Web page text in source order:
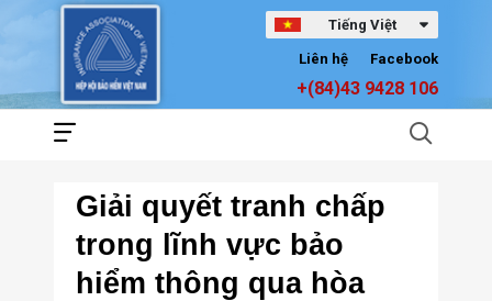
Tiếng Việt
Facebook
Liên hệ
+(84)43 9428 106
Giải quyết tranh chấp
trong lĩnh vực bảo
hiểm thông qua hòa